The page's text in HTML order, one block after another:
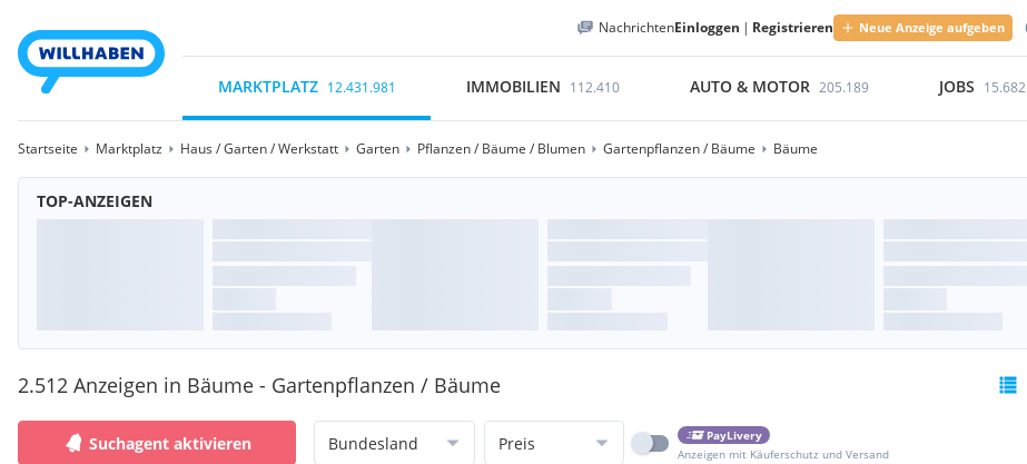
NachrichtenEinloggen | Registrieren Neue Anzeige aufgeben
MARKTPLATZ 12.431.981 IMMOBILIEN 112.410 AUTO & MOTOR 205.189 JOBS 15.682
Startseite Marktplatz Haus / Garten / Werkstatt Garten Pflanzen / Bäume / Blumen Gartenpflanzen / Bäume Bäume
TOP-ANZEIGEN
2.512 Anzeigen in Bäume - Gartenpflanzen / Bäume
Suchagent aktivieren Bundesland Preis
PayLivery
Anzeigen mit Käuferschutz und Versand